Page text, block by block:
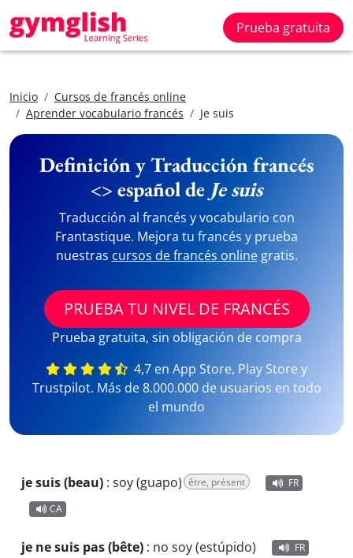
Prueba gratuita
Inicio
Cursos de francés online
Aprender vocabulario francés
Je suis
Definición y Traducción francés
<> español de Je suis
Traducción al francés y vocabulario con
Frantastique. Mejora tu francés y prueba
nuestras cursos de francés onlinegratis.
PRUEBA TU NIVEL DE FRANCÉS
Prueba gratuita, sin obligación de compra
4,7 en App Store, Play Store y
Trustpilot. Más de 8.000.000 de usuarios en todo
el mundo
je suis (beau) : soy (guapo) être, présent
FR
CA
je ne suis pas (bête) : no soy (estúpido)
FR